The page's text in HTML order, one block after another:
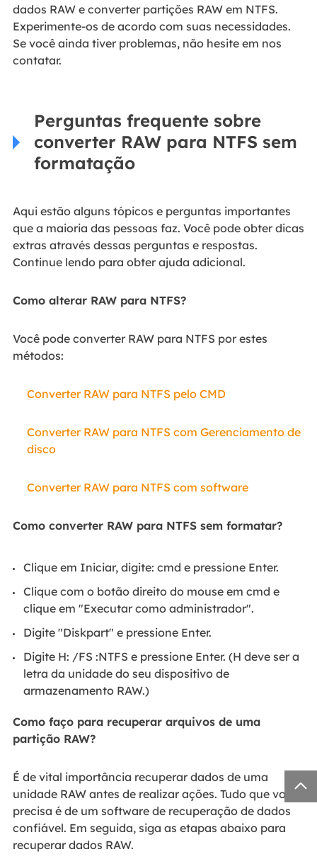
dados RAW e converter partições RAW em NTFS.
Experimente-os de acordo com suas necessidades.
Se você ainda tiver problemas, não hesite em nos
contatar.
Perguntas frequente sobre
converter RAW para NTFS sem
formatação
Aqui estão alguns tópicos e perguntas importantes
que a maioria das pessoas faz. Você pode obter dicas
extras através dessas perguntas e respostas.
Continue lendo para obter ajuda adicional.
Como alterar RAW para NTFS?
Você pode converter RAW para NTFS por estes
métodos:
Converter RAW para NTFS pelo CMD
Converter RAW para NTFS com Gerenciamento de
disco
Converter RAW para NTFS com software
Como converter RAW para NTFS sem formatar?
Clique em Iniciar, digite: cmd e pressione Enter.
Clique com o botão direito do mouse em cmd e
clique em "Executar como administrador".
Digite "Diskpart" e pressione Enter.
Digite H: /FS :NTFS e pressione Enter. (H deve ser a
letra da unidade do seu dispositivo de
armazenamento RAW.)
Como faço para recuperar arquivos de uma
partição RAW?
É de vital importância recuperar dados de uma
unidade RAW antes de realizar ações. Tudo que você
precisa é de um software de recuperação de dados
confiável. Em seguida, siga as etapas abaixo para
recuperar dados RAW.
